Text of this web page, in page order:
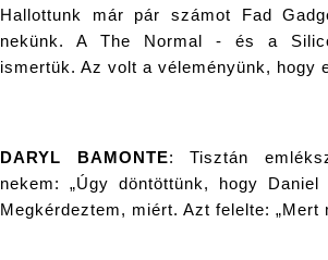
Hallottunk már pár számot Fad
nekünk. A The Normal - és a
ismertük. Az volt a véleményünk, hogy
DARYL BAMONTE: Tisztán
nekem: „Úgy döntöttünk, hogy
Megkérdeztem, miért. Azt felelte: „Mert